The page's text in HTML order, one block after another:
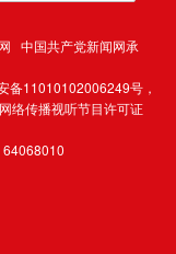
中国共产党新闻网承
备11010102006249号，
络传播视听节目许可证
64068010